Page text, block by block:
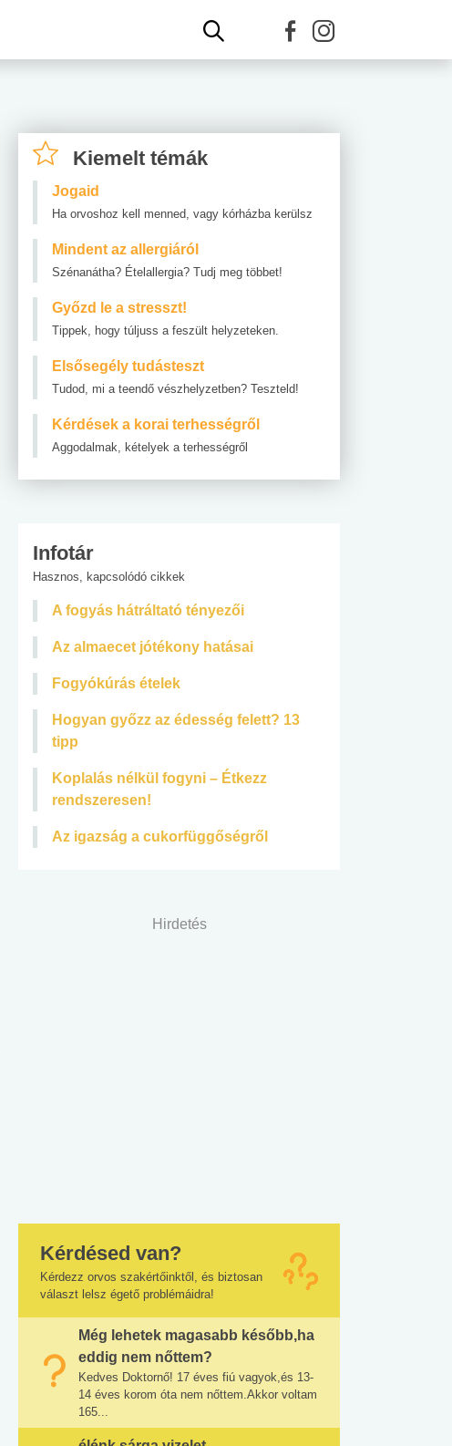
Kiemelt témák
Jogaid
Ha orvoshoz kell menned, vagy kórházba kerülsz
Mindent az allergiáról
Szénanátha? Ételallergia? Tudj meg többet!
Győzd le a stresszt!
Tippek, hogy túljuss a feszült helyzeteken.
Elsősegély tudásteszt
Tudod, mi a teendő vészhelyzetben? Teszteld!
Kérdések a korai terhességről
Aggodalmak, kételyek a terhességről
Infotár
Hasznos, kapcsolódó cikkek
A fogyás hátráltató tényezői
Az almaecet jótékony hatásai
Fogyókúrás ételek
Hogyan győzz az édesség felett? 13
tipp
Koplalás nélkül fogyni – Étkezz
rendszeresen!
Az igazság a cukorfüggőségről
Hirdetés
Kérdésed van?
Kérdezz orvos szakértőinktől, és biztosan
választ lelsz égető problémáidra!
Még lehetek magasabb később,ha
eddig nem nőttem?
Kedves Doktornő! 17 éves fiú vagyok,és 13-
14 éves korom óta nem nőttem.Akkor voltam
165...